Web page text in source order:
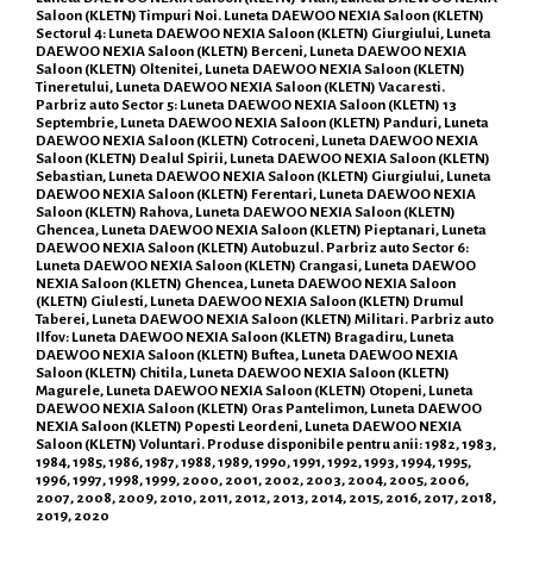
Saloon (KLETN) Timpuri Noi. Luneta DAEWOO NEXIA Saloon (KLETN)
Sectorul 4: Luneta DAEWOO NEXIA Saloon (KLETN) Giurgiului, Luneta
DAEWOO NEXIA Saloon (KLETN) Berceni, Luneta DAEWOO NEXIA
Saloon (KLETN) Oltenitei, Luneta DAEWOO NEXIA Saloon (KLETN)
Tineretului, Luneta DAEWOO NEXIA Saloon (KLETN) Vacaresti.
Parbriz auto Sector 5: Luneta DAEWOO NEXIA Saloon (KLETN) 13
Septembrie, Luneta DAEWOO NEXIA Saloon (KLETN) Panduri, Luneta
DAEWOO NEXIA Saloon (KLETN) Cotroceni, Luneta DAEWOO NEXIA
Saloon (KLETN) Dealul Spirii, Luneta DAEWOO NEXIA Saloon (KLETN)
Sebastian, Luneta DAEWOO NEXIA Saloon (KLETN) Giurgiului, Luneta
DAEWOO NEXIA Saloon (KLETN) Ferentari, Luneta DAEWOO NEXIA
Saloon (KLETN) Rahova, Luneta DAEWOO NEXIA Saloon (KLETN)
Ghencea, Luneta DAEWOO NEXIA Saloon (KLETN) Pieptanari, Luneta
DAEWOO NEXIA Saloon (KLETN) Autobuzul. Parbriz auto Sector 6:
Luneta DAEWOO NEXIA Saloon (KLETN) Crangasi, Luneta DAEWOO
NEXIA Saloon (KLETN) Ghencea, Luneta DAEWOO NEXIA Saloon
(KLETN) Giulesti, Luneta DAEWOO NEXIA Saloon (KLETN) Drumul
Taberei, Luneta DAEWOO NEXIA Saloon (KLETN) Militari. Parbriz auto
Ilfov: Luneta DAEWOO NEXIA Saloon (KLETN) Bragadiru, Luneta
DAEWOO NEXIA Saloon (KLETN) Buftea, Luneta DAEWOO NEXIA
Saloon (KLETN) Chitila, Luneta DAEWOO NEXIA Saloon (KLETN)
Magurele, Luneta DAEWOO NEXIA Saloon (KLETN) Otopeni, Luneta
DAEWOO NEXIA Saloon (KLETN) Oras Pantelimon, Luneta DAEWOO
NEXIA Saloon (KLETN) Popesti Leordeni, Luneta DAEWOO NEXIA
Saloon (KLETN) Voluntari. Produse disponibile pentru anii: 1982, 1983,
1984, 1985, 1986, 1987, 1988, 1989, 1990, 1991, 1992, 1993, 1994, 1995,
1996, 1997, 1998, 1999, 2000, 2001, 2002, 2003, 2004, 2005, 2006,
2007, 2008, 2009, 2010, 2011, 2012, 2013, 2014, 2015, 2016, 2017, 2018,
2019, 2020